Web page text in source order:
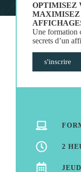
OPTIMISEZ
MAXIMISEZ
Une formation
secrets d’un
s'inscrire
2